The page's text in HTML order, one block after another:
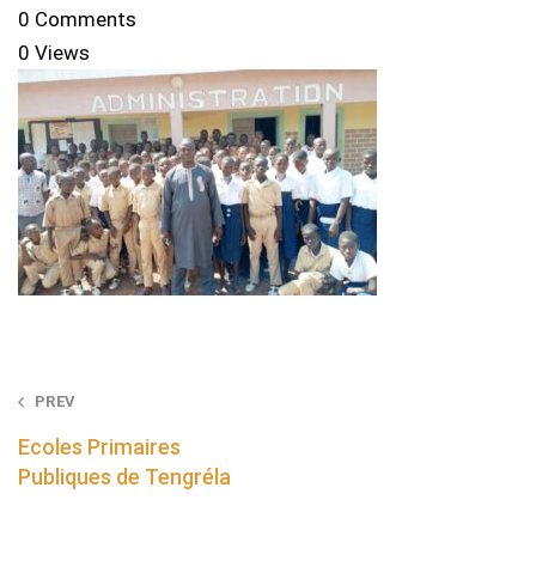
0 Comments
0 Views
Post
navigation
PREV
Ecoles Primaires
Publiques de Tengréla